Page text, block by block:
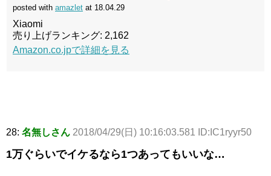
posted with amazlet at 18.04.29
Xiaomi
売り上げランキング: 2,162
Amazon.co.jpで詳細を見る
28: 名無しさん 2018/04/29(日) 10:16:03.581 ID:IC1ryyr50
1万ぐらいでイケるなら1つあってもいいな…